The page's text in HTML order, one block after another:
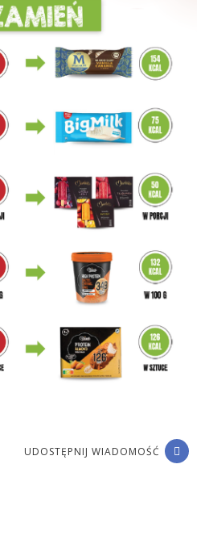
UDOSTĘPNIJ WIADOMOŚĆ